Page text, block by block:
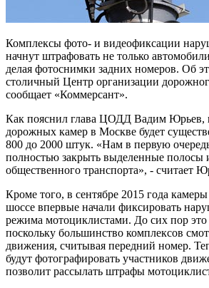
Комплексы фото- и видеофиксации
начнут штрафовать не только
делая фотоснимки задних номеров. Об
столичный Центр организации
сообщает «Коммерсант».
Как пояснил глава ЦОДД Вадим Юрьев,
дорожных камер в Москве будет
800 до 2000 штук. «Нам в первую
полностью закрыть выделенные полосы
общественного транспорта», - считает
Кроме того, в сентябре 2015 года
шоссе впервые начали фиксировать
режима мотоциклистами. До сих пор
поскольку большинство комплексов
движения, считывая передний номер.
будут фотографировать участников
позволит рассылать штрафы